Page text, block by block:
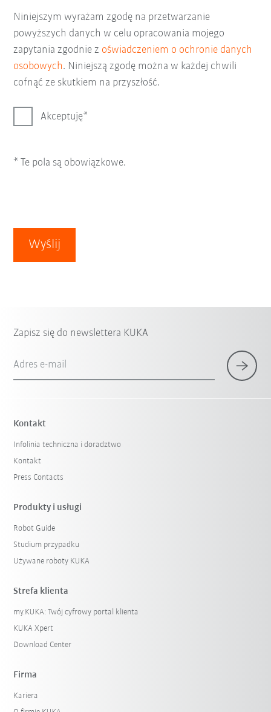
Niniejszym wyrażam zgodę na przetwarzanie
powyższych danych w celu opracowania mojego
zapytania zgodnie z oświadczeniem o ochronie danych
osobowych. Niniejszą zgodę można w każdej chwili
cofnąć ze skutkiem na przyszłość.
Akceptuję
* Te pola są obowiązkowe.
Wyślij
Zapisz się do newslettera KUKA
Adres e-mail
Kontakt
Infolinia techniczna i doradztwo
Kontakt
Press Contacts
Produkty i usługi
Robot Guide
Studium przypadku
Używane roboty KUKA
Strefa klienta
my.KUKA: Twój cyfrowy portal klienta
KUKA Xpert
Download Center
Firma
Kariera